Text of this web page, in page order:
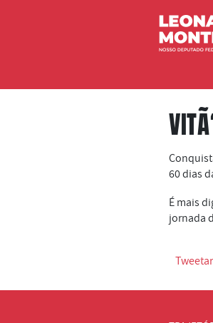
60 dias
É mais
jornada
Tweetar